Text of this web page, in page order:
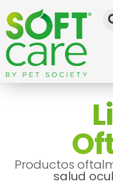
Productos
salud